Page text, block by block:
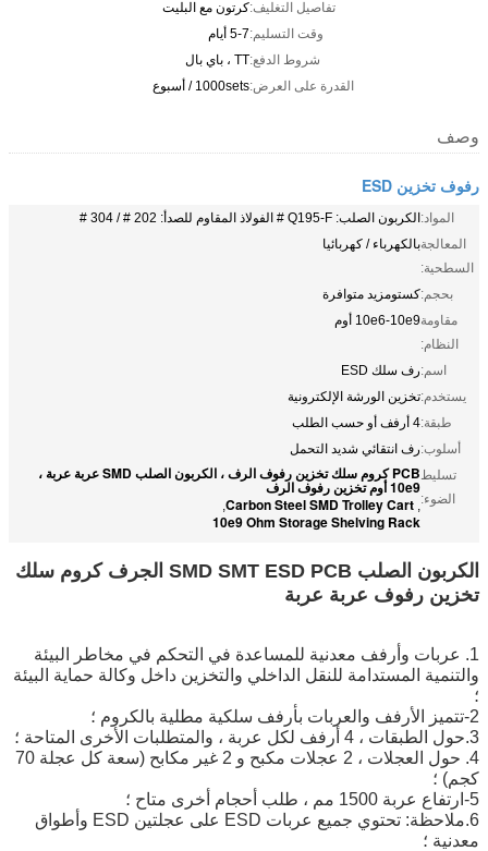
تفاصيل التغليف:كرتون مع البليت
وقت التسليم:5-7 أيام
شروط الدفع:TT ، باي بال
القدرة على العرض:1000sets / أسبوع
وصف
رفوف تخزين ESD
المواد:الكربون الصلب: Q195-F # الفولاذ المقاوم للصدأ: 202 # / 304 #
المعالجة
السطحية:
بالكهرباء / كهربائيا
بحجم:كستومزيد متوافرة
مقاومة
النظام:
10e6-10e9 أوم
اسم:رف سلك ESD
يستخدم:تخزين الورشة الإلكترونية
طبقة:4 أرفف أو حسب الطلب
أسلوب:رف انتقائي شديد التحمل
تسليط
الضوء:
PCB كروم سلك تخزين رفوف الرف ، الكربون الصلب SMD عربة عربة ،
10e9 أوم تخزين رفوف الرف
,
Carbon Steel SMD Trolley Cart
,
10e9 Ohm Storage Shelving Rack
الكربون الصلب SMD SMT ESD PCB الجرف كروم سلك
تخزين رفوف عربة عربة
1. عربات وأرفف معدنية للمساعدة في التحكم في مخاطر البيئة
والتنمية المستدامة للنقل الداخلي والتخزين داخل وكالة حماية البيئة
؛
2-تتميز الأرفف والعربات بأرفف سلكية مطلية بالكروم ؛
3.حول الطبقات ، 4 أرفف لكل عربة ، والمتطلبات الأخرى المتاحة ؛
4. حول العجلات ، 2 عجلات مكبح و 2 غير مكابح (سعة كل عجلة 70
كجم) ؛
5-ارتفاع عربة 1500 مم ، طلب أحجام أخرى متاح ؛
6.ملاحظة: تحتوي جميع عربات ESD على عجلتين ESD وأطواق
معدنية ؛